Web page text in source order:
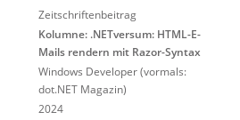
Zeitschriftenbeitrag
Kolumne: .NETversum: HTML-E-
Mails rendern mit Razor-Syntax
Windows Developer (vormals:
dot.NET Magazin)
2024